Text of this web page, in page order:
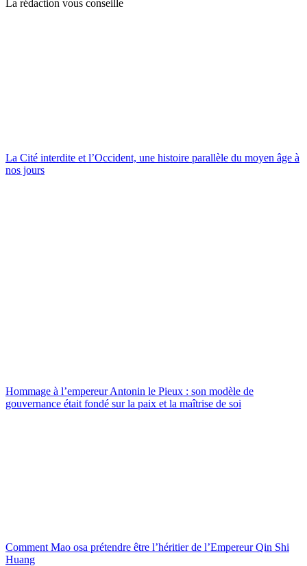
La rédaction vous conseille
La Cité interdite et l’Occident, une histoire parallèle du moyen âge à
nos jours
Hommage à l’empereur Antonin le Pieux : son modèle de
gouvernance était fondé sur la paix et la maîtrise de soi
Comment Mao osa prétendre être l’héritier de l’Empereur Qin Shi
Huang